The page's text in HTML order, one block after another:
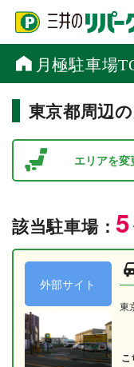
東京都周辺
エリアを変
該当駐車場： 5
外部サイト
東
こ